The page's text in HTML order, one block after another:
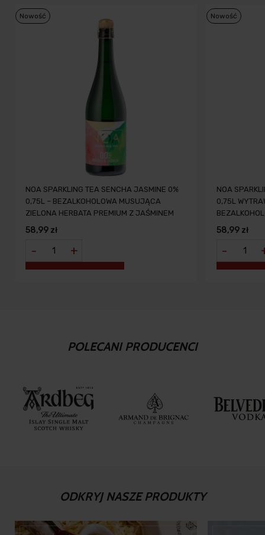
NOA SPARKLING TEA SENCHA JASMINE 0%
0,75L – BEZALKOHOLOWA MUSUJĄCA
ZIELONA HERBATA PREMIUM Z JAŚMINEM
58,99 zł
- +
Nowość
NOA
0,75L
58,99 zł
-
Nowość
POLECANI PRODUCENCI
ODKRYJ NASZE PRODUKTY